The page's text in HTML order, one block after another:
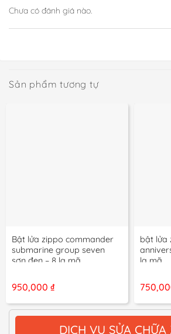
Chưa có đánh giá nào.
Sản phẩm tương tự
Bật lửa zippo commander
submarine group seven
sơn đen – 8 la mã
950,000 ₫
bật lửa
la mã
DỊCH VỤ SỬA CHỮA